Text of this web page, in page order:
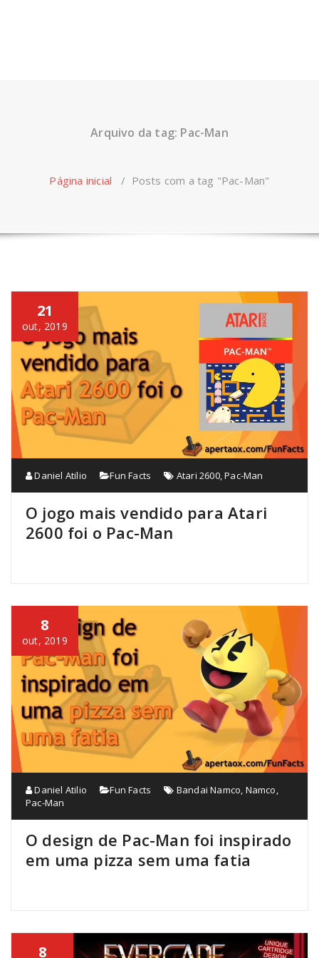
Arquivo da tag: Pac-Man
Página inicial / Posts com a tag "Pac-Man"
21
out, 2019
Daniel Atilio Fun Facts Atari 2600,Pac-Man
O jogo mais vendido para Atari
2600 foi o Pac-Man
8
out, 2019
Daniel Atilio Fun Facts Bandai Namco Namco
Pac-Man
O design de Pac-Man foi inspirado
em uma pizza sem uma fatia
8